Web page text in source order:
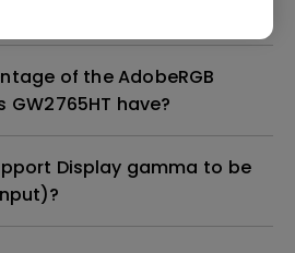
of the AdobeRGB
have?
Display gamma to be